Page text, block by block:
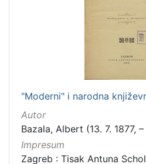
"Moderni" i narodna
Autor
Bazala, Albert (13. 7. 1877,
Impresum
Zagreb : Tisak Antuna